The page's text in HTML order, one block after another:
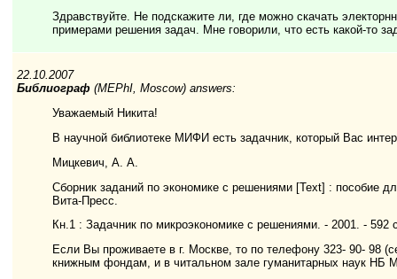
Здравствуйте. Не подскажите ли, где можно скачать
примерами решения задач. Мне говорили, что есть какой-то
22.10.2007
Библиограф (MEPhI, Moscow) answers:
Уважаемый Никита!
В научной библиотеке МИФИ есть задачник, который Вас
Мицкевич, А. А.
Сборник заданий по экономике с решениями [Text] : пособие
Вита-Пресс.
Кн.1 : Задачник по микроэкономике с решениями. - 2001. - 592
Если Вы проживаете в г. Москве, то по телефону 323- 90- 98
книжным фондам, и в читальном зале гуманитарных наук НБ